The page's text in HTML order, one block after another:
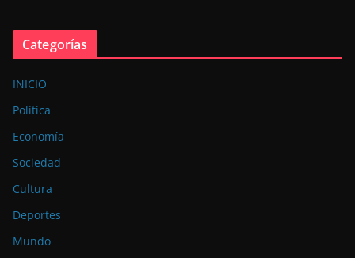
Categorías
INICIO
Política
Economía
Sociedad
Cultura
Deportes
Mundo